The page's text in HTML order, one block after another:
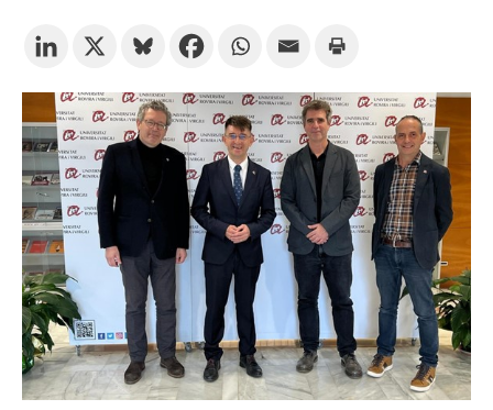
Subscriu-te als butlletins de la URV
CATALÀ ESPAÑOL ENGLISH